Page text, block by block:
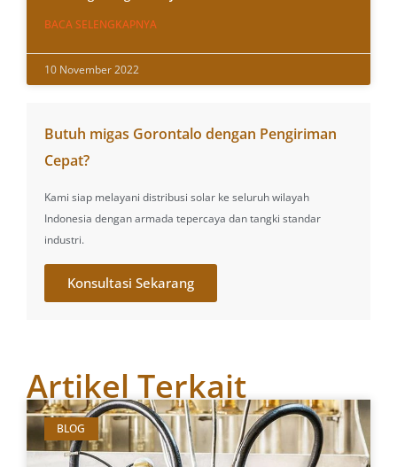
BACA SELENGKAPNYA
10 November 2022
Butuh migas Gorontalo dengan Pengiriman
Cepat?
Kami siap melayani distribusi solar ke seluruh wilayah
Indonesia dengan armada tepercaya dan tangki standar
industri.
Konsultasi Sekarang
Artikel Terkait
BLOG